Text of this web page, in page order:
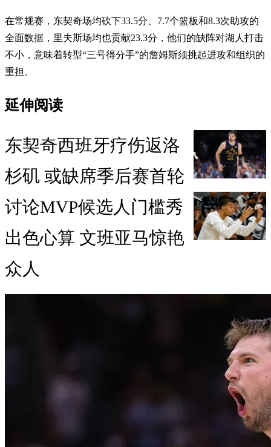
在常规赛，东契奇场均砍下33.5分、7.7个篮板和8.3次助攻的
全面数据，里夫斯场均也贡献23.3分，他们的缺阵对湖人打击
不小，意味着转型“三号得分手”的詹姆斯须挑起进攻和组织的
重担。
延伸阅读
东契奇西班牙疗伤返洛
杉矶 或缺席季后赛首轮
讨论MVP候选人门槛秀
出色心算 文班亚马惊艳
众人